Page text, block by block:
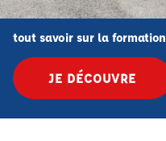
tout savoir sur la formation
JE DÉCOUVRE